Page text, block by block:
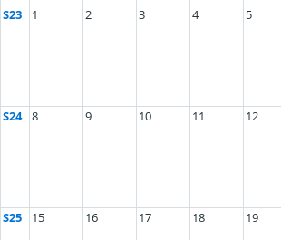
S23 1 2 3 4 5
S24 8 9 10 11 12
S25 15 16 17 18 19